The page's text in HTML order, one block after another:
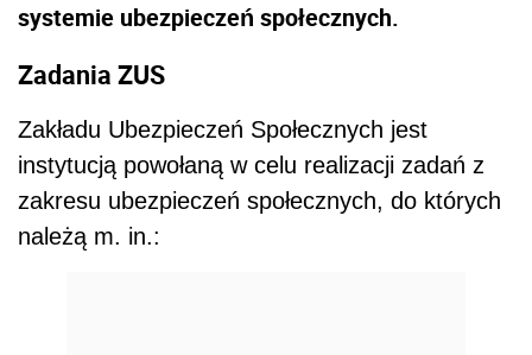
systemie ubezpieczeń społecznych.
Zadania ZUS
Zakładu Ubezpieczeń Społecznych jest
instytucją powołaną w celu realizacji zadań z
zakresu ubezpieczeń społecznych, do których
należą m. in.: